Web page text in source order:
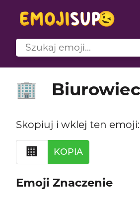
🏢 Biurowiec
Skopiuj i wklej ten emoji:
🏢 KOPIA
Emoji Znaczenie